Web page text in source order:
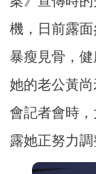
機，日前露
暴瘦見骨，
她的老公黃
會記者會時
露她正努力調